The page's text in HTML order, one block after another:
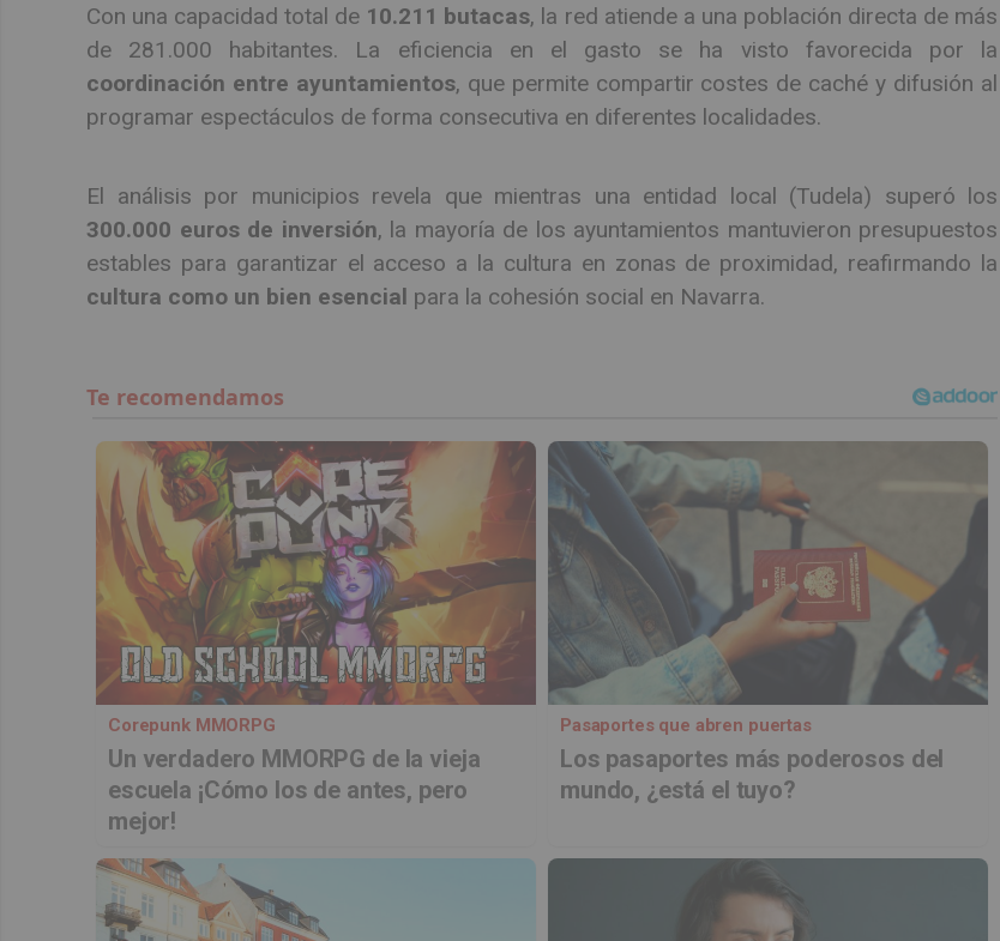
Con una capacidad total de 10.211 butacas, la red atiende a una población directa de más
de 281.000 habitantes. La eficiencia en el gasto se ha visto favorecida por la
coordinación entre ayuntamientos, que permite compartir costes de caché y difusión al
programar espectáculos de forma consecutiva en diferentes localidades.
El análisis por municipios revela que mientras una entidad local (Tudela) superó los
300.000 euros de inversión, la mayoría de los ayuntamientos mantuvieron presupuestos
estables para garantizar el acceso a la cultura en zonas de proximidad, reafirmando la
cultura como un bien esencial para la cohesión social en Navarra.
Corepunk MMORPG
Un verdadero MMORPG de la vieja
escuela ¡Cómo los de antes, pero
mejor!
Pasaportes que abren puertas
Los pasaportes más poderosos del
mundo, ¿está el tuyo?